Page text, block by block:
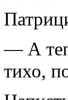
— А
тихо,